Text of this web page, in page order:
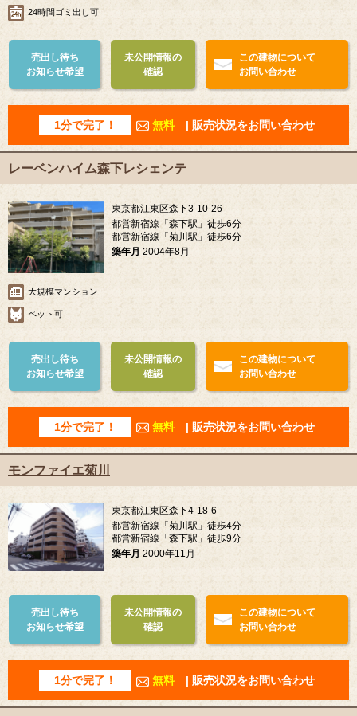
24時間ゴミ出し可
売出し待ち
お知らせ希望
未公開情報の
確認
この建物について
お問い合わせ
1分で完了！ 無料 | 販売状況をお問い合わせ
レーベンハイム森下レシェンテ
東京都江東区森下3-10-26
都営新宿線「森下駅」徒歩6分
都営新宿線「菊川駅」徒歩6分
築年月 2004年8月
大規模マンション
ペット可
売出し待ち
お知らせ希望
未公開情報の
確認
この建物について
お問い合わせ
1分で完了！ 無料 | 販売状況をお問い合わせ
モンファイエ菊川
東京都江東区森下4-18-6
都営新宿線「菊川駅」徒歩4分
都営新宿線「森下駅」徒歩9分
築年月 2000年11月
売出し待ち
お知らせ希望
未公開情報の
確認
この建物について
お問い合わせ
1分で完了！ 無料 | 販売状況をお問い合わせ